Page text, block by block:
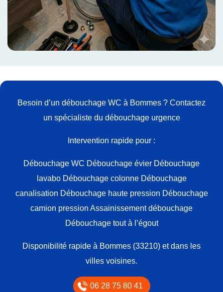
Besoin d’un débouchage WC à Bommes ? Contactez
un spécialiste du débouchage urgence
Intervention rapide pour :
Débouchage WC Débouchage évier Débouchage
lavaboDébouchage colonneDébouchage
canalisation Débouchage haute pression Débouchage
camion pression Assainissement débouchage
Débouchage tout à l’égout
Disponibilité rapide à Bommes (33210) et dans les
villes voisines.
06 28 75 80 41